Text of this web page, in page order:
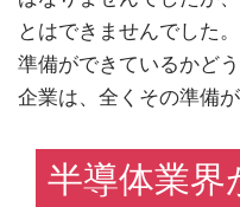
とはできませんでした
準備ができているかど
企業は、全くその準備
半導体業界